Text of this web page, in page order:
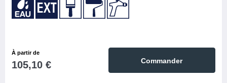
À partir de
105,10 € Commander